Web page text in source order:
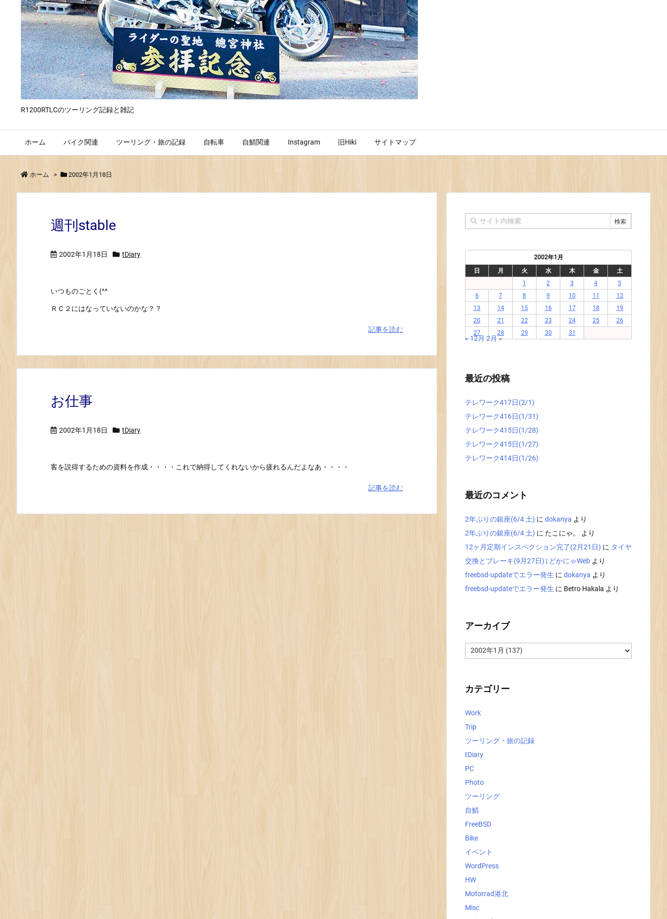
R1200RTLCのツーリング記録と雑記
ホーム バイク関連 ツーリング・旅の記録 自転車 自鯖関連 Instagram 旧Hiki サイトマップ
ホーム > 2002年1月18日
週刊stable
2002年1月18日 tDiary
いつものごとく(^^
ＲＣ２にはなっていないのかな？？
記事を読む
お仕事
2002年1月18日 tDiary
客を説得するための資料を作成・・・・これで納得してくれないから疲れるんだよなあ・・・・
記事を読む
2002年1月
日
月 火 水 木 金
土
1
2 3 4
5
6
7 8 9 10 11
12
13
14 15 16 17 18
19
20
21 22 23 24 25
26
27
28 29 30 31
« 12月2月 »
最近の投稿
テレワーク417日(2/1)
テレワーク416日(1/31)
テレワーク415日(1/28)
テレワーク415日(1/27)
テレワーク414日(1/26)
最近のコメント
2年ぶりの銀座(6/4 土) に dokanya より
2年ぶりの銀座(6/4 土) に たこにゃ。
より
12ヶ月定期インスペクション完了(2月21日) に タイヤ
交換とブレーキ(9月27日) | どかにゃWeb より
freebsd-updateでエラー発生 に dokanya より
freebsd-updateでエラー発生 に Betro Hakala より
アーカイブ
ア
ー
カテゴリー
Work
Trip
ツーリング・旅の記録
tDiary
PC
Photo
ツーリング
自鯖
FreeBSD
Bike
イベント
WordPress
HW
Motorrad港北
Misc